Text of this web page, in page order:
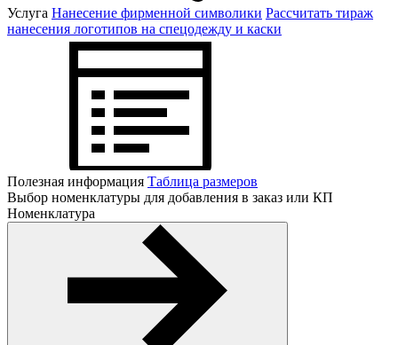
Услуга Нанесение фирменной символики Рассчитать тираж
нанесения логотипов на спецодежду и каски
Полезная информация Таблица размеров
Выбор номенклатуры для добавления в заказ или КП
Номенклатура